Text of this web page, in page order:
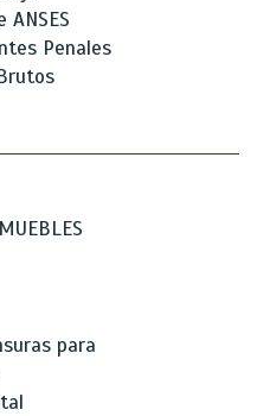
Penales
para